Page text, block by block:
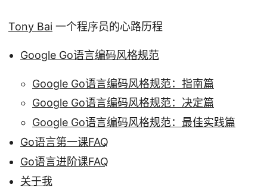
Tony Bai 一个程序员的心路历程
Google Go语言编码风格规范
Google Go语言编码风格规范：指南篇
Google Go语言编码风格规范：决定篇
Google Go语言编码风格规范：最佳实践篇
Go语言第一课FAQ
Go语言进阶课FAQ
关于我